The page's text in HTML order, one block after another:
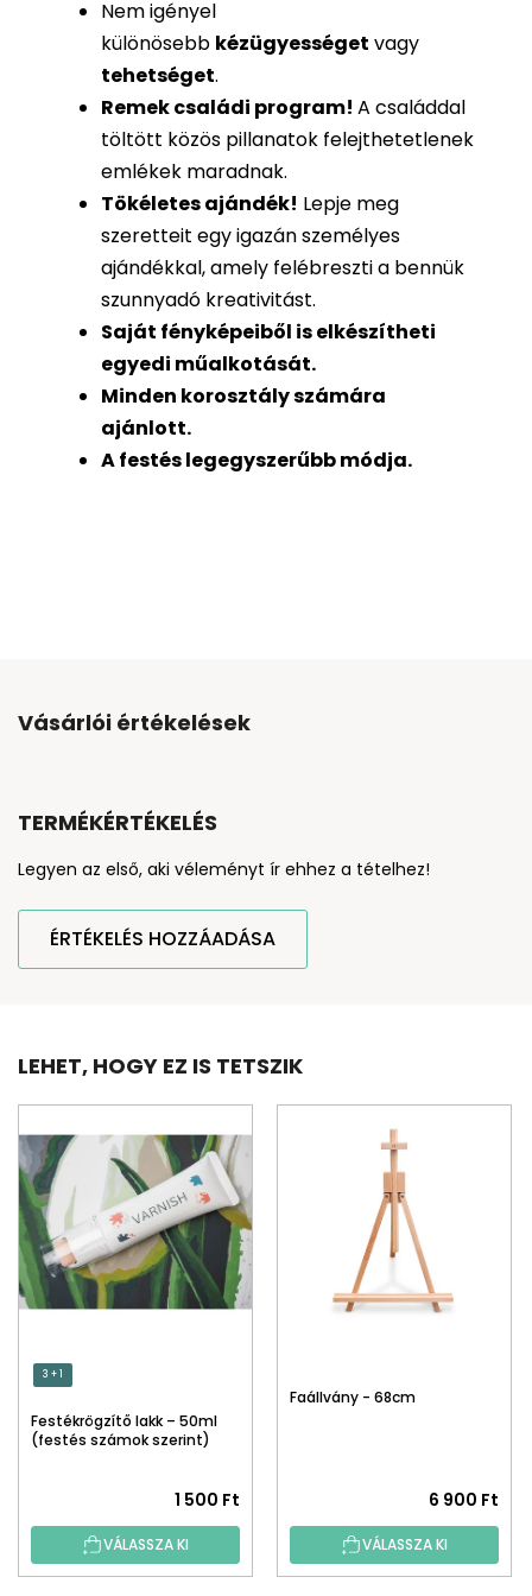
Nem igényel
különösebb kézügyességet vagy
tehetséget.
Remek családi program! A családdal
töltött közös pillanatok felejthetetlenek
emlékek maradnak.
Tökéletes ajándék! Lepje meg
szeretteit egy igazán személyes
ajándékkal, amely felébreszti a bennük
szunnyadó kreativitást.
Saját fényképeiből iselkészítheti
egyedi műalkotását.
Minden korosztály számára
ajánlott.
A festés legegyszerűbb módja.
Vásárlói értékelések
TERMÉKÉRTÉKELÉS
Legyen az első, aki véleményt ír ehhez a tételhez!
ÉRTÉKELÉS HOZZÁADÁSA
LEHET, HOGY EZ IS TETSZIK
3 + 1
Festékrögzítő lakk – 50ml
(festés számok szerint)
1 500 Ft
VÁLASSZA KI
Faállvány - 68cm
6 900 Ft
VÁLASSZA KI